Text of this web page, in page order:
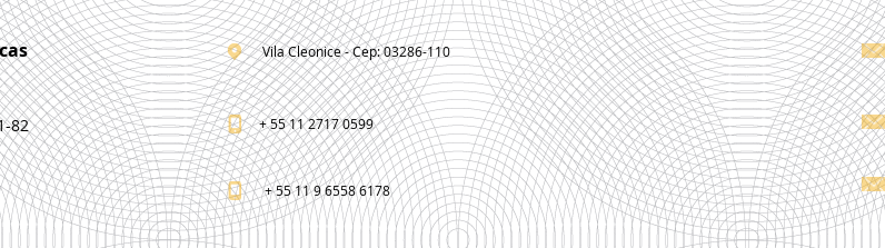
82
Vila Cleonice - Cep: 03286-110
+ 55 11 2717 0599
+ 55 11 9 6558 6178